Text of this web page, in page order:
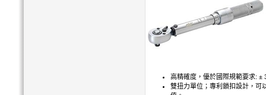
高精確度，優於國際規範要求: ±
雙扭力單位；專利鎖扣設計，可